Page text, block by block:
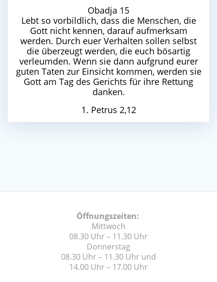
Obadja 15
Lebt so vorbildlich, dass die Menschen, die
Gott nicht kennen, darauf aufmerksam
werden. Durch euer Verhalten sollen selbst
die überzeugt werden, die euch bösartig
verleumden. Wenn sie dann aufgrund eurer
guten Taten zur Einsicht kommen, werden sie
Gott am Tag des Gerichts für ihre Rettung
danken.
1. Petrus 2,12
Öffnungszeiten:
Mittwoch
08.30 Uhr – 11.30 Uhr
Donnerstag
08.30 Uhr – 11.30 Uhr und
14.00 Uhr – 17.00 Uhr